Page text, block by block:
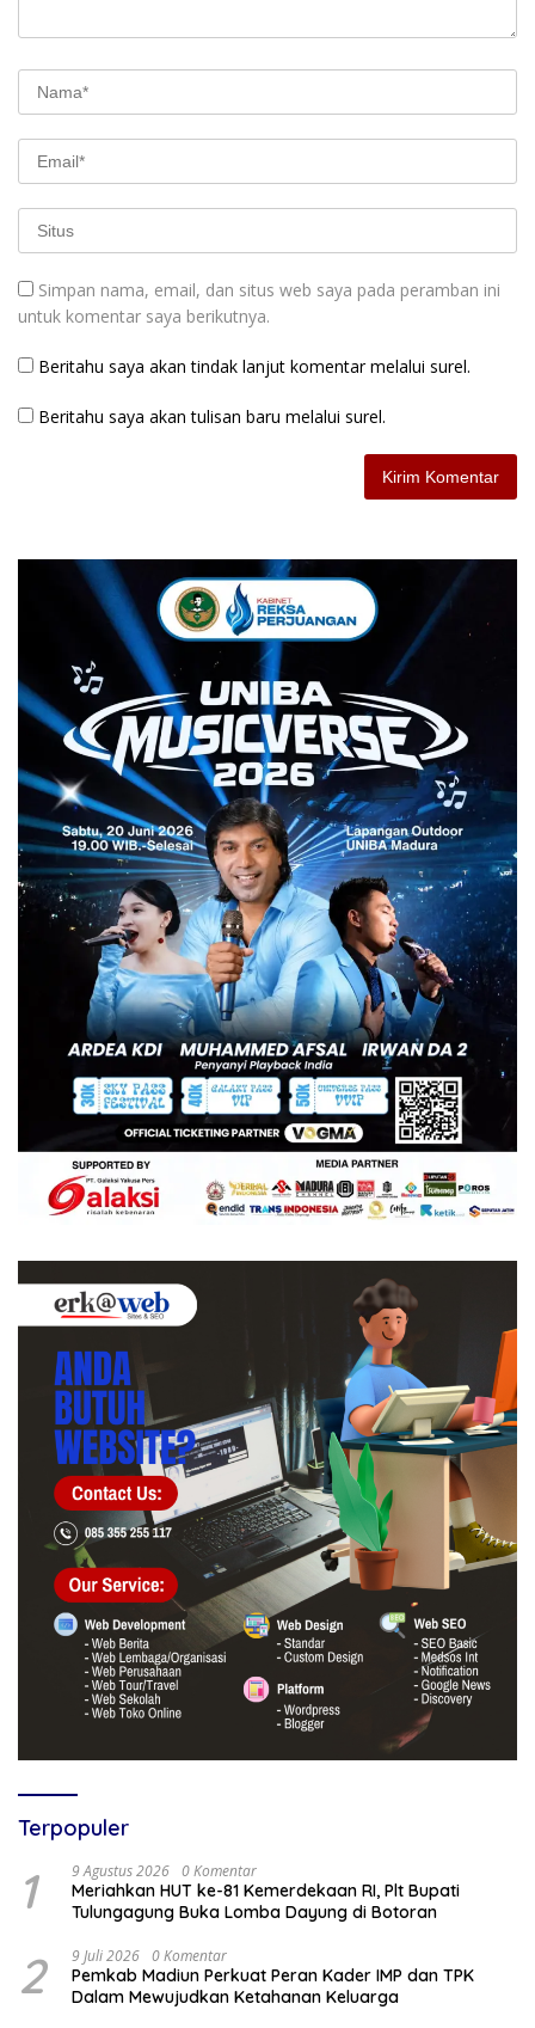
Simpan nama, email, dan situs web saya pada peramban ini
untuk komentar saya berikutnya.
Beritahu saya akan tindak lanjut komentar melalui surel.
Beritahu saya akan tulisan baru melalui surel.
Terpopuler
1 9 Agustus 2026 0 Komentar
Meriahkan HUT ke-81 Kemerdekaan RI, Plt Bupati
Tulungagung Buka Lomba Dayung di Botoran
2 9 Juli 2026 0 Komentar
Pemkab Madiun Perkuat Peran Kader IMP dan TPK
Dalam Mewujudkan Ketahanan Keluarga